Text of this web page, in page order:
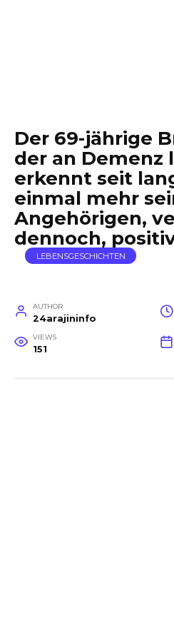
Der 69-jährige
der an Demenz
erkennt seit
einmal mehr
Angehörigen,
dennoch,
LEBENSGESCHICHTEN
AUTHOR
24arajininfo
VIEWS
151